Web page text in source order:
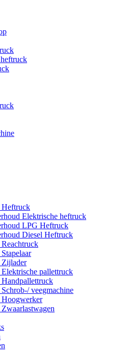
Heftruck
Elektrische heftruck
LPG Heftruck
Diesel Heftruck
Zijlader
pallettruck
veegmachine